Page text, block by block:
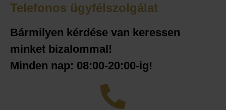
Telefonos ügyfélszolgálat
Bármilyen kérdése van keressen
minket bizalommal!
Minden nap: 08:00-20:00-ig!